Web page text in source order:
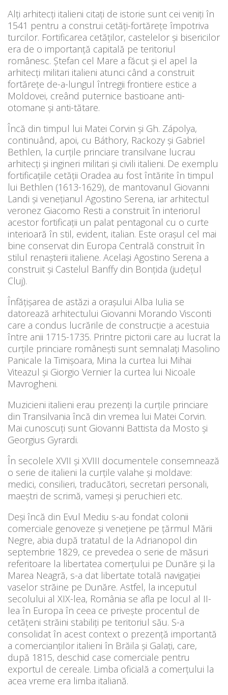
Alţi arhitecţi italieni citaţi de istorie sunt cei veniţi în
1541 pentru a construi cetăţi-fortăreţe împotriva
turcilor. Fortificarea cetăţilor, castelelor şi bisericilor
era de o importanţă capitală pe teritoriul
românesc. Ştefan cel Mare a făcut şi el apel la
arhitecţi militari italieni atunci când a construit
fortăreţe de-a-lungul întregii frontiere estice a
Moldovei, creând puternice bastioane anti-
otomane şi anti-tătare.
Încă din timpul lui Matei Corvin şi Gh. Zápolya,
continuând, apoi, cu Báthory, Rackozy şi Gabriel
Bethlen, la curţile princiare transilvane lucrau
arhitecţi şi ingineri militari şi civili italieni. De exemplu
fortificaţiile cetăţii Oradea au fost întărite în timpul
lui Bethlen (1613-1629), de mantovanul Giovanni
Landi şi veneţianul Agostino Serena, iar arhitectul
veronez Giacomo Resti a construit în interiorul
acestor fortificaţii un palat pentagonal cu o curte
interioară în stil, evident, italian. Este oraşul cel mai
bine conservat din Europa Centrală construit în
stilul renaşterii italiene. Acelaşi Agostino Serena a
construit şi Castelul Banffy din Bonţida (judeţul
Cluj).
Înfăţişarea de astăzi a oraşului Alba Iulia se
datorează arhitectului Giovanni Morando Visconti
care a condus lucrările de construcţie a acestuia
între anii 1715-1735. Printre pictorii care au lucrat la
curţile princiare româneşti sunt semnalaţi Masolino
Panicale la Timişoara, Mina la curtea lui Mihai
Viteazul şi Giorgio Vernier la curtea lui Nicoale
Mavrogheni.
Muzicieni italieni erau prezenţi la curţile princiare
din Transilvania încă din vremea lui Matei Corvin.
Mai cunoscuţi sunt Giovanni Battista da Mosto şi
Georgius Gyrardi.
În secolele XVII şi XVIII documentele consemnează
o serie de italieni la curţile valahe şi moldave:
medici, consilieri, traducători, secretari personali,
maeştri de scrimă, vameşi şi peruchieri etc.
Deşi încă din Evul Mediu s-au fondat colonii
comerciale genoveze și venețiene pe țărmul Mării
Negre, abia după tratatul de la Adrianopol din
septembrie 1829, ce prevedea o serie de măsuri
referitoare la libertatea comerțului pe Dunăre și la
Marea Neagră, s-a dat libertate totală navigaţiei
vaselor străine pe Dunăre. Astfel, la inceputul
secolului al XIX-lea, România se afla pe locul al II-
lea în Europa în ceea ce privește procentul de
cetățeni străini stabiliți pe teritoriul său. S-a
consolidat în acest context o prezență importantă
a comercianților italieni în Brăila și Galați, care,
după 1815, deschid case comerciale pentru
exportul de cereale. Limba oficială a comerțului la
acea vreme era limba italiană.